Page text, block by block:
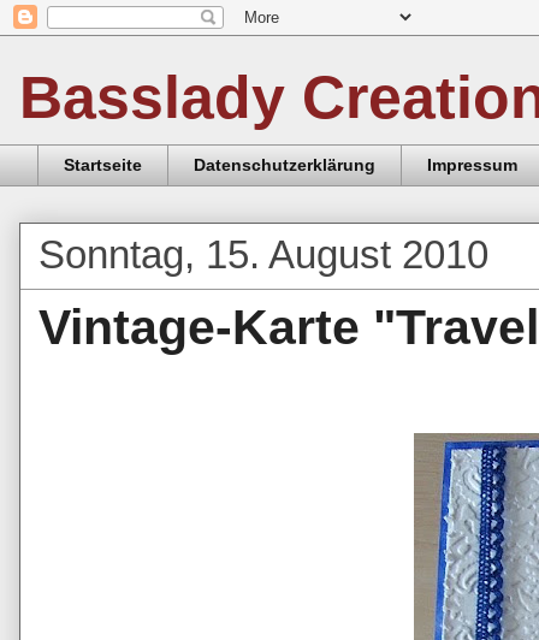
Basslady
Startseite Datenschutzerklärung Impressum
Sonntag, 15. August 2010
Vintage-Karte